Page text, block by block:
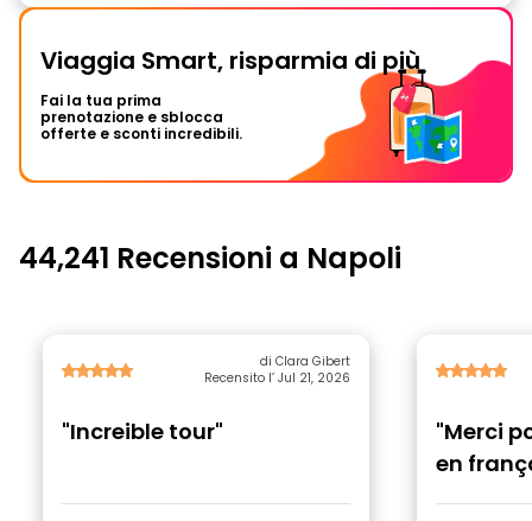
Viaggia Smart, risparmia di più
Fai la tua prima
prenotazione e sblocca
offerte e sconti incredibili.
44,241 Recensioni a Napoli
di Clara Gibert
Recensito l’ Jul 21, 2026
"Increible tour"
"Merci
en